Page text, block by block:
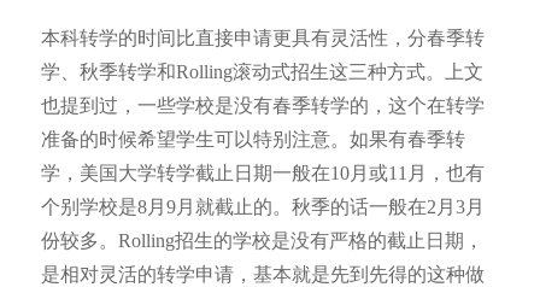
本科转学的时间比直接申请更具有灵活性，分春季转
学、秋季转学和Rolling滚动式招生这三种方式。上文
也提到过，一些学校是没有春季转学的，这个在转学
准备的时候希望学生可以特别注意。如果有春季转
学，美国大学转学截止日期一般在10月或11月，也有
个别学校是8月9月就截止的。秋季的话一般在2月3月
份较多。Rolling招生的学校是没有严格的截止日期，
是相对灵活的转学申请，基本就是先到先得的这种做